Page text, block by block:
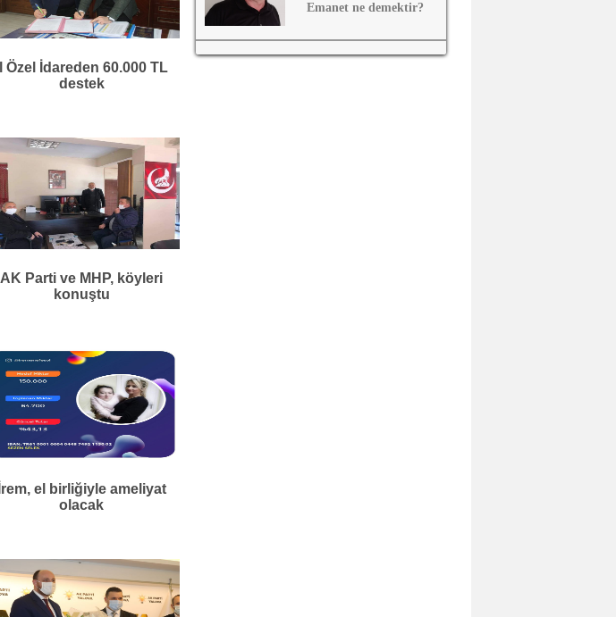
İl Özel İdareden 60.000 TL
destek
AK Parti ve MHP, köyleri
konuştu
İrem, el birliğiyle ameliyat
olacak
Emanet ne demektir?